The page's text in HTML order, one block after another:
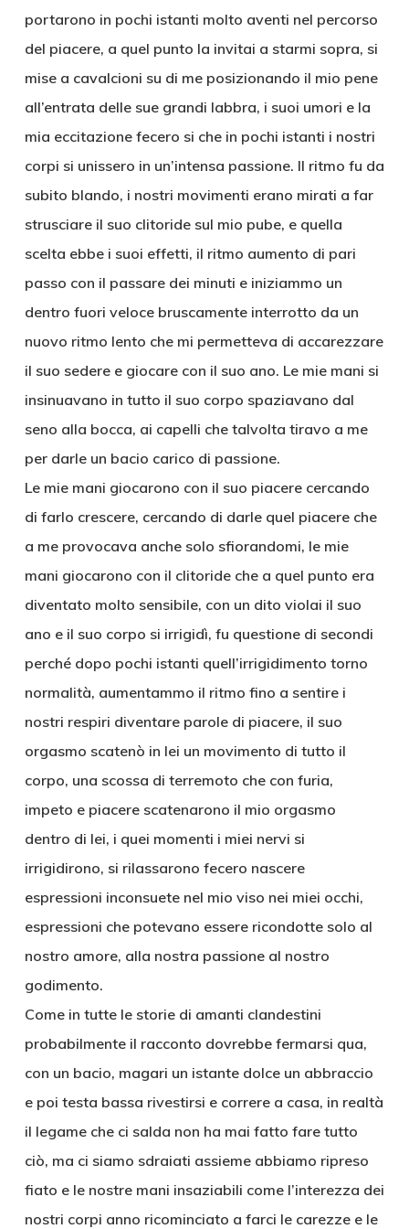
portarono in pochi istanti molto aventi nel percorso
del piacere, a quel punto la invitai a starmi sopra, si
mise a cavalcioni su di me posizionando il mio pene
all’entrata delle sue grandi labbra, i suoi umori e la
mia eccitazione fecero si che in pochi istanti i nostri
corpi si unissero in un’intensa passione. Il ritmo fu da
subito blando, i nostri movimenti erano mirati a far
strusciare il suo clitoride sul mio pube, e quella
scelta ebbe i suoi effetti, il ritmo aumento di pari
passo con il passare dei minuti e iniziammo un
dentro fuori veloce bruscamente interrotto da un
nuovo ritmo lento che mi permetteva di accarezzare
il suo sedere e giocare con il suo ano. Le mie mani si
insinuavano in tutto il suo corpo spaziavano dal
seno alla bocca, ai capelli che talvolta tiravo a me
per darle un bacio carico di passione.
Le mie mani giocarono con il suo piacere cercando
di farlo crescere, cercando di darle quel piacere che
a me provocava anche solo sfiorandomi, le mie
mani giocarono con il clitoride che a quel punto era
diventato molto sensibile, con un dito violai il suo
ano e il suo corpo si irrigidì, fu questione di secondi
perché dopo pochi istanti quell’irrigidimento torno
normalità, aumentammo il ritmo fino a sentire i
nostri respiri diventare parole di piacere, il suo
orgasmo scatenò in lei un movimento di tutto il
corpo, una scossa di terremoto che con furia,
impeto e piacere scatenarono il mio orgasmo
dentro di lei, i quei momenti i miei nervi si
irrigidirono, si rilassarono fecero nascere
espressioni inconsuete nel mio viso nei miei occhi,
espressioni che potevano essere ricondotte solo al
nostro amore, alla nostra passione al nostro
godimento.
Come in tutte le storie di amanti clandestini
probabilmente il racconto dovrebbe fermarsi qua,
con un bacio, magari un istante dolce un abbraccio
e poi testa bassa rivestirsi e correre a casa, in realtà
il legame che ci salda non ha mai fatto fare tutto
ciò, ma ci siamo sdraiati assieme abbiamo ripreso
fiato e le nostre mani insaziabili come l’interezza dei
nostri corpi anno ricominciato a farci le carezze e le